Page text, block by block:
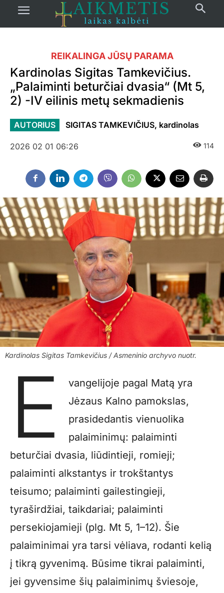
REIKALINGA JŪSŲ PARAMA
Kardinolas Sigitas Tamkevičius.
„Palaiminti beturčiai dvasia“ (Mt 5,
2) -IV eilinis metų sekmadienis
AUTORIUS SIGITAS TAMKEVIČIUS, kardinolas
2026 02 01 06:26 114
Kardinolas Sigitas Tamkevičius / Asmeninio archyvo nuotr.
E
vangelijoje pagal Matą yra
Jėzaus Kalno pamokslas,
prasidedantis vienuolika
palaiminimų: palaiminti
beturčiai dvasia, liūdintieji, romieji;
palaiminti alkstantys ir trokštantys
teisumo; palaiminti gailestingieji,
tyraširdžiai, taikdariai; palaiminti
persekiojamieji (plg. Mt 5, 1–12). Šie
palaiminimai yra tarsi vėliava, rodanti kelią
į tikrą gyvenimą. Būsime tikrai palaiminti,
jei gyvensime šių palaiminimų šviesoje,